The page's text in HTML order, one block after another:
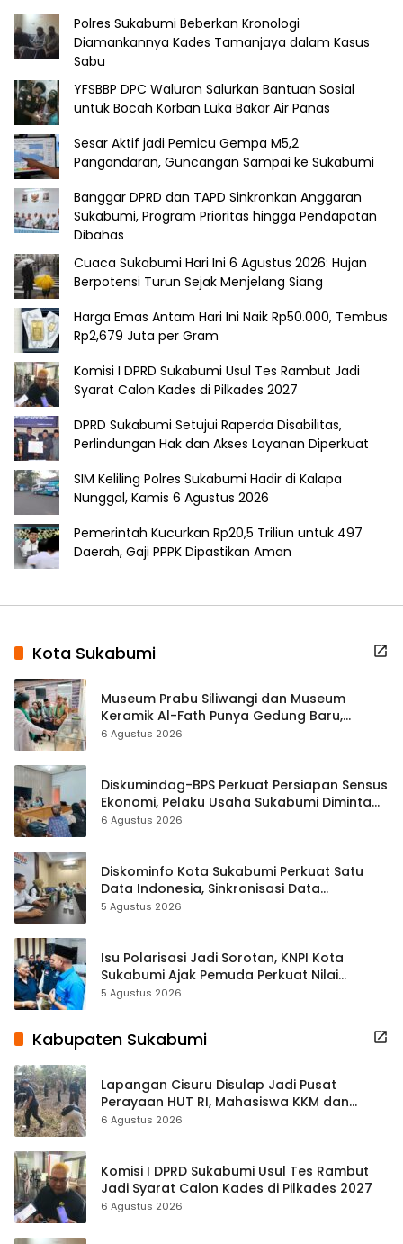
Polres Sukabumi Beberkan Kronologi
Diamankannya Kades Tamanjaya dalam Kasus
Sabu
YFSBBP DPC Waluran Salurkan Bantuan Sosial
untuk Bocah Korban Luka Bakar Air Panas
Sesar Aktif jadi Pemicu Gempa M5,2
Pangandaran, Guncangan Sampai ke Sukabumi
Banggar DPRD dan TAPD Sinkronkan Anggaran
Sukabumi, Program Prioritas hingga Pendapatan
Dibahas
Cuaca Sukabumi Hari Ini 6 Agustus 2026: Hujan
Berpotensi Turun Sejak Menjelang Siang
Harga Emas Antam Hari Ini Naik Rp50.000, Tembus
Rp2,679 Juta per Gram
Komisi I DPRD Sukabumi Usul Tes Rambut Jadi
Syarat Calon Kades di Pilkades 2027
DPRD Sukabumi Setujui Raperda Disabilitas,
Perlindungan Hak dan Akses Layanan Diperkuat
SIM Keliling Polres Sukabumi Hadir di Kalapa
Nunggal, Kamis 6 Agustus 2026
Pemerintah Kucurkan Rp20,5 Triliun untuk 497
Daerah, Gaji PPPK Dipastikan Aman
Kota Sukabumi
Museum Prabu Siliwangi dan Museum
Keramik Al-Fath Punya Gedung Baru,
Hampir 500 Koleksi Dipisahkan
6 Agustus 2026
Diskumindag-BPS Perkuat Persiapan Sensus
Ekonomi, Pelaku Usaha Sukabumi Diminta
Terbuka Beri Data
6 Agustus 2026
Diskominfo Kota Sukabumi Perkuat Satu
Data Indonesia, Sinkronisasi Data
Kewilayahan Dikebut
5 Agustus 2026
Isu Polarisasi Jadi Sorotan, KNPI Kota
Sukabumi Ajak Pemuda Perkuat Nilai
Kebangsaan
5 Agustus 2026
Kabupaten Sukabumi
Lapangan Cisuru Disulap Jadi Pusat
Perayaan HUT RI, Mahasiswa KKM dan
Warga Satukan Tenaga
6 Agustus 2026
Komisi I DPRD Sukabumi Usul Tes Rambut
Jadi Syarat Calon Kades di Pilkades 2027
6 Agustus 2026